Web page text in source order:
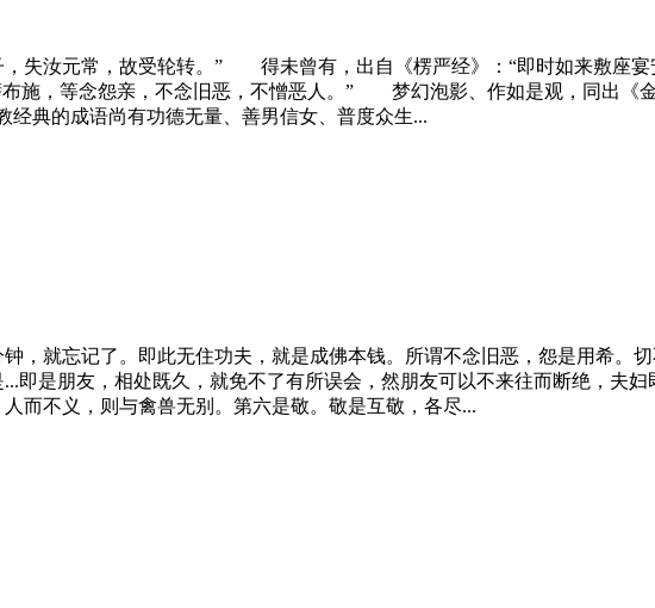
失汝元常，故受轮转。” 得未曾有，出自《楞严经》：“即时如来敷座宴
施，等念怨亲， 不念旧恶 ， 不憎恶人。” 梦幻泡影、作如是观，同出《金
典的成语尚有功德无量、善男信女、普度众生...
，就忘记了。即此无住功夫，就是成佛本钱。所谓不念旧恶 ，怨是用希。
即是朋友，相处既久，就免不了有所误会，然朋友可以不来往而断绝，夫妇
而不义，则与禽兽无别。第六是敬。敬是互敬，各尽...